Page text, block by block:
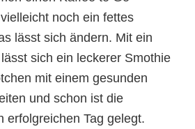
noch ein fettes
lässt sich ändern. Mit ein
sich ein leckerer Smothie
mit einem gesunden
und schon ist die
erfolgreichen Tag gelegt.